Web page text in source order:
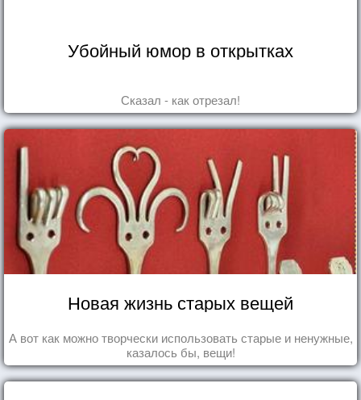
Убойный юмор в открытках
Сказал - как отрезал!
Новая жизнь старых вещей
А вот как можно творчески использовать старые и ненужные,
казалось бы, вещи!